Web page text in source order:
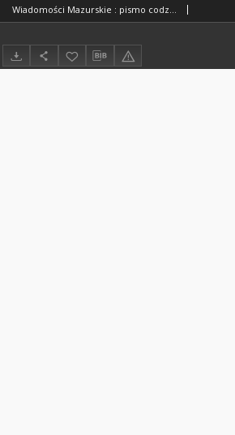
Wiadomości Mazurskie : pismo codzienne. 1946 (R. 2), nr 68